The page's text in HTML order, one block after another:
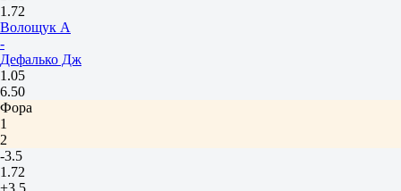
1.72
Волощук А
-
Дефалько Дж
1.05
6.50
Фора
1
2
-3.5
1.72
+3.5